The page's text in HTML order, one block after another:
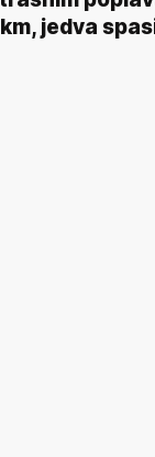
jedva